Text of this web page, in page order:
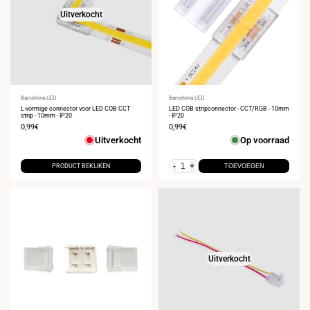
Uitverkocht
Leverancier:
Barcelona LED
L-vormige connector voor LED COB CCT
strip - 10mm - IP20
Verkoopprijs
0,99€
Uitverkocht
PRODUCT BEKIJKEN
Leverancier:
Barcelona LED
LED COB stripconnector - CCT/RGB - 10mm
- IP20
Verkoopprijs
0,99€
Op voorraad
- + TOEVOEGEN
Uitverkocht